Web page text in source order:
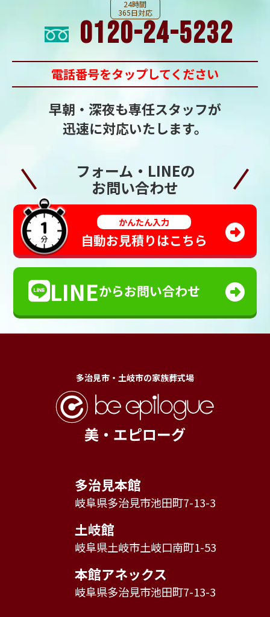
24時間
365日対応
0120-24-5232
電話番号をタップしてください
早朝・深夜も専任スタッフが
迅速に対応いたします。
フォーム・LINEの
お問い合わせ
かんたん入力
自動お見積りはこちら
LINEからお問い合わせ
多治見市・土岐市の家族葬式場
美・エピローグ
多治見本館
岐阜県多治見市池田町7-13-3
土岐館
岐阜県土岐市土岐口南町1-53
本館アネックス
岐阜県多治見市池田町7-13-3